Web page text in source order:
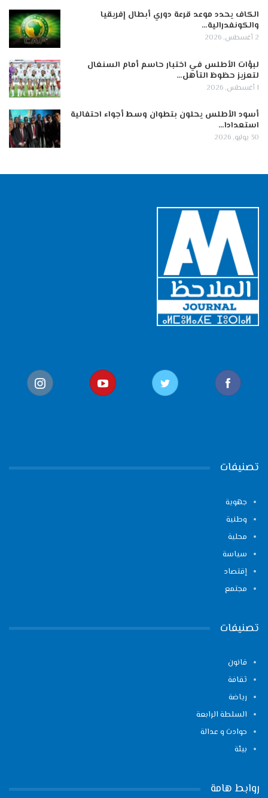
الكاف يحدد موعد قرعة دوري أبطال إفريقيا
والكونفدرالية…
2 أغسطس, 2026
لبؤات الأطلس في اختبار حاسم أمام السنغال
لتعزيز حظوظ التأهل…
1 أغسطس, 2026
أسود الأطلس يحلون بتطوان وسط أجواء احتفالية
استعدادا…
30 يوليو, 2026
تصنيفات
جهوية
وطنية
محلية
سياسة
إقتصاد
مجتمع
تصنيفات
قانون
ثقافة
رياضة
السلطة الرابعة
حوادث و عدالة
بيئة
روابط هامة